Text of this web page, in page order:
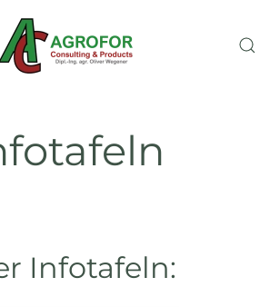
Infotafeln: